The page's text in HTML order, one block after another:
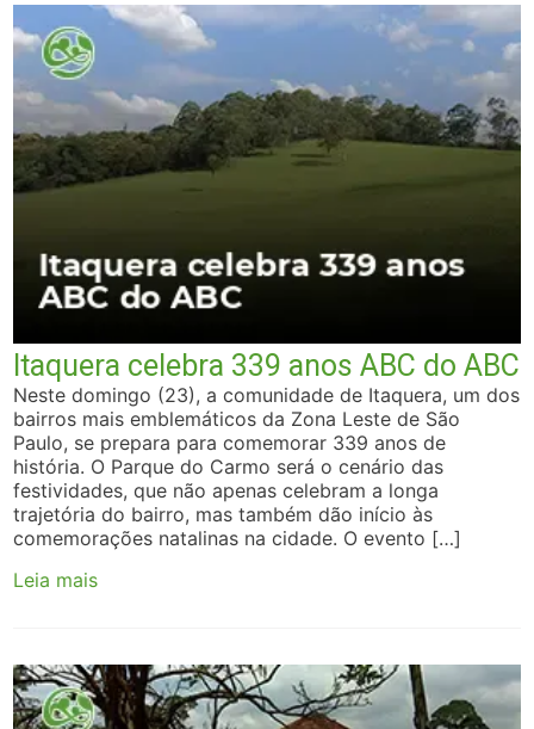
Itaquera celebra 339 anos ABC do ABC
Neste domingo (23), a comunidade de Itaquera, um dos
bairros mais emblemáticos da Zona Leste de São
Paulo, se prepara para comemorar 339 anos de
história. O Parque do Carmo será o cenário das
festividades, que não apenas celebram a longa
trajetória do bairro, mas também dão início às
comemorações natalinas na cidade. O evento […]
Leia mais